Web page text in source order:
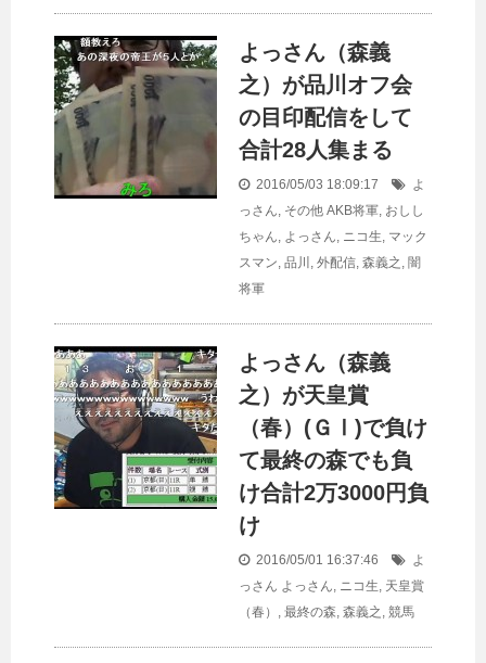
よっさん（森義
之）が品川オフ会
の目印配信をして
合計28人集まる
2016/05/03 18:09:17
よ
っさん, その他 AKB将軍, おしし
ちゃん, よっさん, ニコ生, マック
スマン, 品川 , 外配信, 森義之 , 闇
将軍
よっさん（森義
之）が天皇賞
（春）(ＧⅠ)で負け
て最終の森でも負
け合計2万3000円負
け
2016/05/01 16:37:46
よ
っさん よっさん, ニコ生, 天皇賞
（春） , 最終の森, 森義之 , 競馬